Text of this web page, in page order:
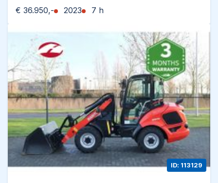
8316 GG Marknesse - Holland
€ 36.950,- 2023 7 h
ID: 113129